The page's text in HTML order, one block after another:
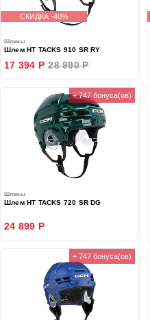
СКИДКА -40%
Шлемы
Шлем HT TACKS 910 SR RY
17 394 Р 28 990 Р
+ 747 бонуса(ов)
Шлемы
Шлем HT TACKS 720 SR DG
24 899 Р
+ 747 бонуса(ов)